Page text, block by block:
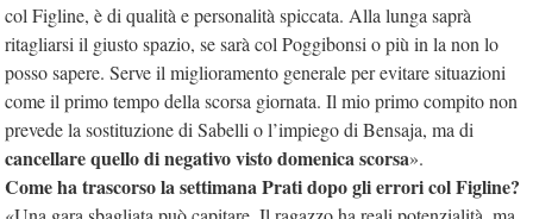
col Figline, è di qualità e personalità spiccata. Alla lunga saprà
ritagliarsi il giusto spazio, se sarà col Poggibonsi o più in la non lo
posso sapere. Serve il miglioramento generale per evitare situazioni
come il primo tempo della scorsa giornata. Il mio primo compito non
prevede la sostituzione di Sabelli o l’impiego di Bensaja, ma di
cancellare quello di negativo visto domenica scorsa».
Come ha trascorso la settimana Prati dopo gli errori col Figline?